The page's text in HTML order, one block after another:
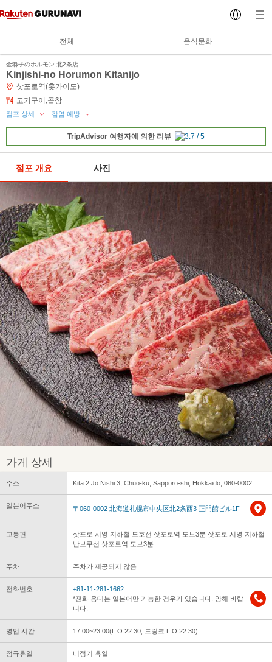
전체 음식문화
金獅子のホルモン 北2条店
Kinjishi-no Horumon Kitanijo
삿포로역(홋카이도)
고기구이,곱창
점포 상세 감염 예방
TripAdvisor 여행자에 의한 리뷰
점포 개요 사진
가게 상세
주소 Kita 2 Jo Nishi 3, Chuo-ku, Sapporo-shi, Hokkaido, 060-0002
일본어주소 〒060-0002 北海道札幌市中央区北2条西3 正門館ビル1F
교통편
삿포로 시영 지하철 도호선 삿포로역 도보3분 삿포로 시영 지하철
난보쿠선 삿포로역 도보3분
주차 주차가 제공되지 않음
전화번호
+81-11-281-1662
*전화 응대는 일본어만 가능한 경우가 있습니다. 양해 바랍
니다.
영업 시간 17:00~23:00(L.O.22:30, 드링크 L.O.22:30)
정규휴일 비정기 휴일